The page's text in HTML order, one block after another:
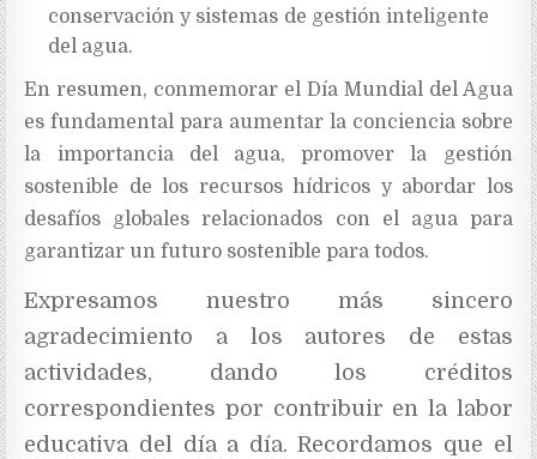
conservación y sistemas de gestión inteligente
del agua.
En resumen, conmemorar el Día Mundial del Agua
es fundamental para aumentar la conciencia sobre
la importancia del agua, promover la gestión
sostenible de los recursos hídricos y abordar los
desafíos globales relacionados con el agua para
garantizar un futuro sostenible para todos.
Expresamos nuestro más sincero
agradecimiento a los autores de estas
actividades, dando los créditos
correspondientes por contribuir en la labor
educativa del día a día. Recordamos que el